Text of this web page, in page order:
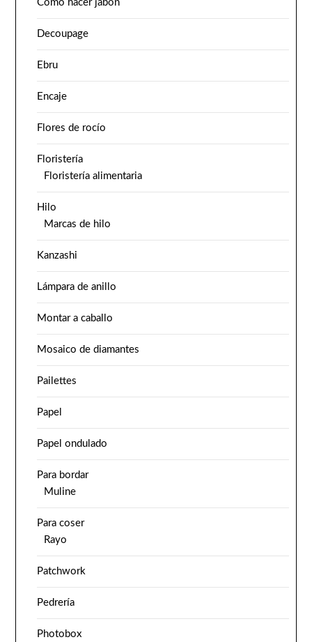
Cómo hacer jabón
Decoupage
Ebru
Encaje
Flores de rocío
Floristería
Floristería alimentaria
Hilo
Marcas de hilo
Kanzashi
Lámpara de anillo
Montar a caballo
Mosaico de diamantes
Pailettes
Papel
Papel ondulado
Para bordar
Muline
Para coser
Rayo
Patchwork
Pedrería
Photobox